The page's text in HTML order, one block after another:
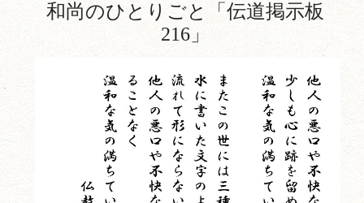
和尚のひとりごと「伝道掲示板
216」